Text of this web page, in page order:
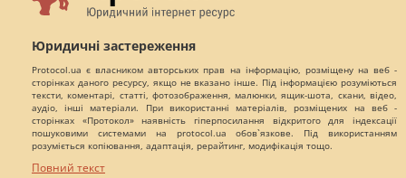
Юридичні застереження
Protocol.ua є власником авторських прав на інформацію, розміщену на веб -
сторінках даного ресурсу, якщо не вказано інше. Під інформацією розуміються
тексти, коментарі, статті, фотозображення, малюнки, ящик-шота, скани, відео,
аудіо, інші матеріали. При використанні матеріалів, розміщених на веб -
сторінках «Протокол» наявність гіперпосилання відкритого для індексації
пошуковими системами на protocol.ua обов`язкове. Під використанням
розуміється копіювання, адаптація, рерайтинг, модифікація тощо.
Повний текст